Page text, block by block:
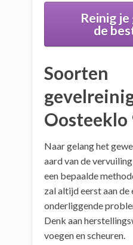
Reinig
de
Soorten
Oosteeklo
Naar gelang het
aard van de
een bepaalde
zal altijd eerst aan de
onderliggende
Denk aan
voegen en scheuren.